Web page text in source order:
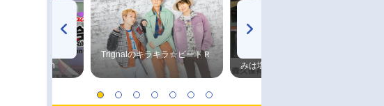
会 2nd season
Trignalのキラキラ☆ビートＲ
みは塩だけ